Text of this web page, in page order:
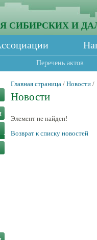
СИБИРСКИХ И
Перечень актов
Главная страница / Новости /
Новости
Элемент не найден!
Возврат к списку новостей